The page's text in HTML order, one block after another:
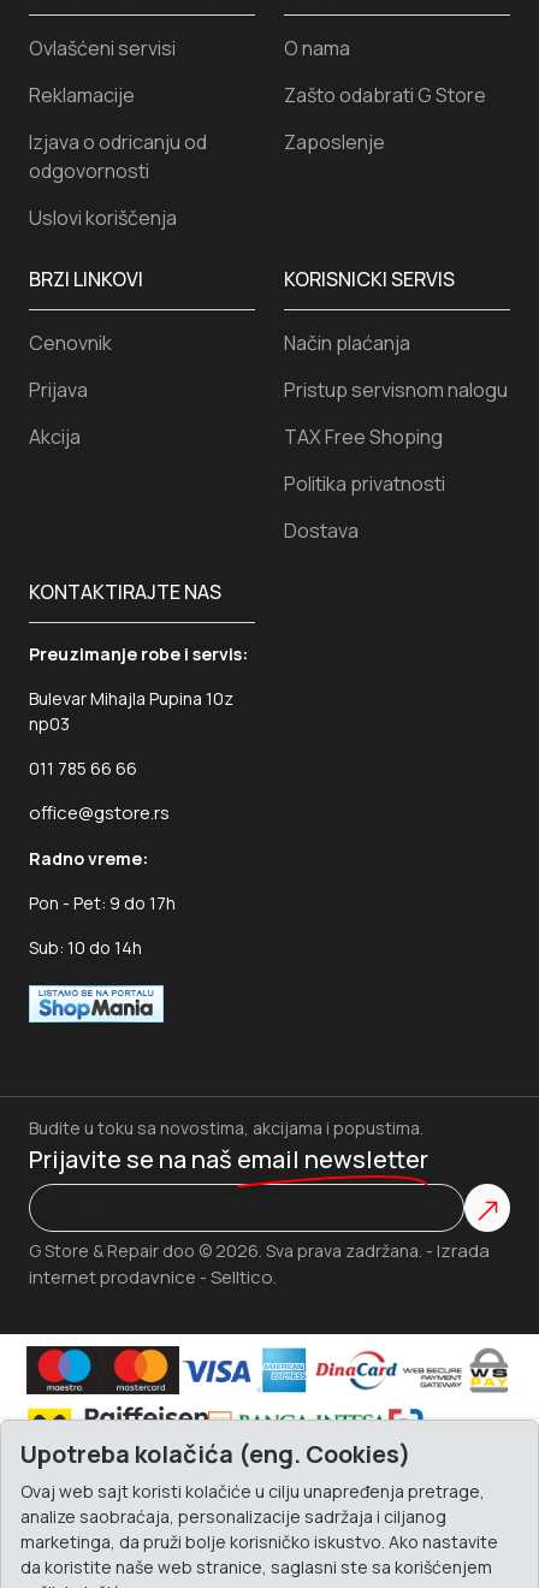
KORISNICKI SERVIS
Način plaćanja
Pristup servisnom nalogu
TAX Free Shoping
Politika privatnosti
Dostava
Ovlašćeni servisi
Reklamacije
Izjava o odricanju od
odgovornosti
Uslovi koriščenja
KONTAKTIRAJTE NAS
Preuzimanje robe i servis:
Bulevar Mihajla Pupina 10z
np03
011 785 66 66
office@gstore.rs
Radno vreme:
Pon - Pet: 9 do 17h
Sub: 10 do 14h
O nama
Zašto odabrati G Store
Zaposlenje
BRZI LINKOVI
Cenovnik
Prijava
Akcija
G Store & Repair doo © 2026. Sva prava zadržana. - Izrada
internet prodavnice - Selltico.
Budite u toku sa novostima, akcijama i popustima.
Prijavite se na naš email newsletter
Upotreba kolačića (eng. Cookies)
Ovaj web sajt koristi kolačiće u cilju unapređenja pretrage,
analize saobraćaja, personalizacije sadržaja i ciljanog
marketinga, da pruži bolje korisničko iskustvo. Ako nastavite
da koristite naše web stranice, saglasni ste sa korišćenjem